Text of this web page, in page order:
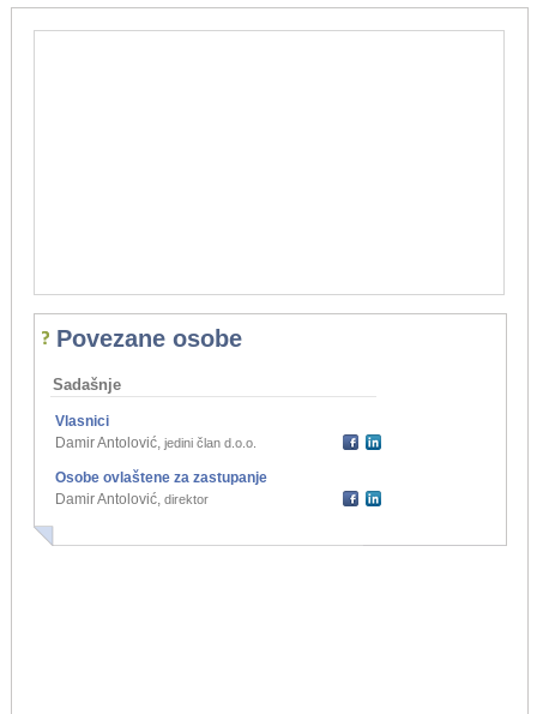
Povezane osobe
Sadašnje
Vlasnici
Damir Antolović, jedini član d.o.o.
Osobe ovlaštene za zastupanje
Damir Antolović, direktor